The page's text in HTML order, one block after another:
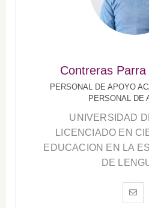
Contreras
PERSONAL DE APOYO
PERSONAL DE
UNIVERSIDAD
LICENCIADO EN
EDUCACION EN LA
DE